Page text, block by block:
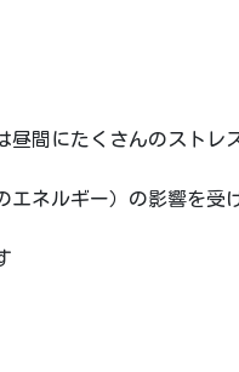
昼間にたくさんのストレ
エネルギー）の影響を受